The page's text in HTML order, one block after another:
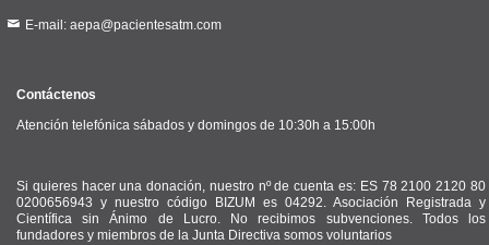
E-mail: aepa@pacientesatm.com
Contáctenos
Atención telefónica sábados y domingos de 10:30h a 15:00h
Si quieres hacer una donación, nuestro nº de cuenta es: ES 78 2100 2120 80
0200656943 y nuestro código BIZUM es 04292. Asociación Registrada y
Científica sin Ánimo de Lucro. No recibimos subvenciones. Todos los
fundadores y miembros de la Junta Directiva somos voluntarios